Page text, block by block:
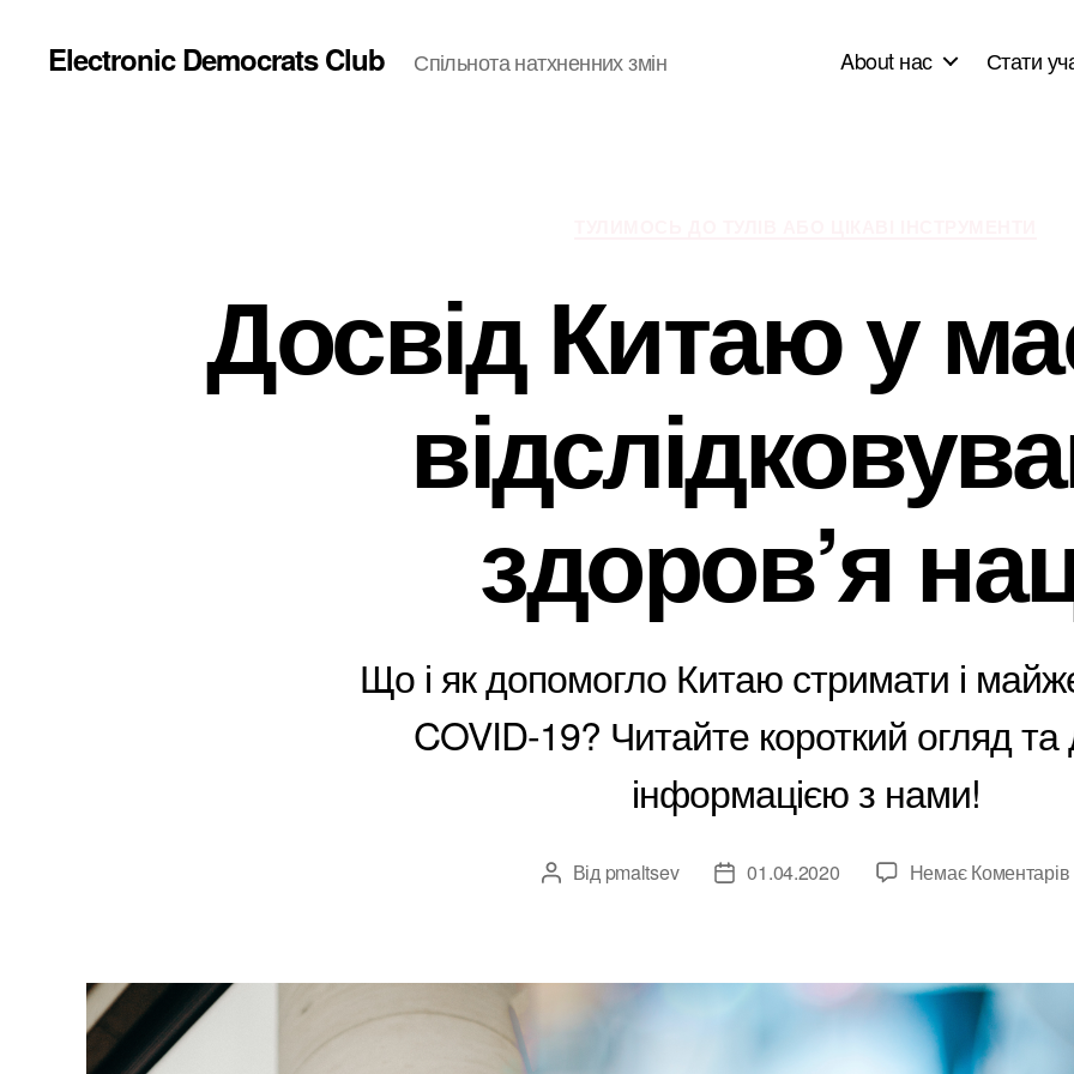
Electronic Democrats Club Спільнота натхненних змін About нас Стати
Досвід Китаю у
здоров’я
Що і як допомогло Китаю стримати і
COVID-19? Читайте короткий огляд та
інформацією з нами!
Автор
Від pmaltsev
Дата01.04.2020 Немає Коментарів